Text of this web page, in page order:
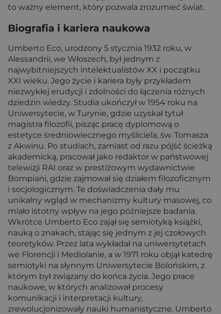
to ważny element, który pozwala zrozumieć świat.
Biografia i kariera naukowa
Umberto Eco, urodzony 5 stycznia 1932 roku, w
Alessandrii, we Włoszech, był jednym z
najwybitniejszych intelektualistów XX i początku
XXI wieku. Jego życie i kariera były przykładem
niezwykłej erudycji i zdolności do łączenia różnych
dziedzin wiedzy. Studia ukończył w 1954 roku na
Uniwersytecie, w Turynie, gdzie uzyskał tytuł
magistra filozofii, pisząc pracę dyplomową o
estetyce średniowiecznego myśliciela, św. Tomasza
z Akwinu. Po studiach, zamiast od razu pójść ścieżką
akademicką, pracował jako redaktor w państwowej
telewizji RAI oraz w prestiżowym wydawnictwie
Bompiani, gdzie zajmował się działem filozoficznym
i socjologicznym. Te doświadczenia dały mu
unikalny wgląd w mechanizmy kultury masowej, co
miało istotny wpływ na jego późniejsze badania.
Wkrótce Umberto Eco zajął się semiotyką książki,
nauką o znakach, stając się jednym z jej czołowych
teoretyków. Przez lata wykładał na uniwersytetach
we Florencji i Mediolanie, a w 1971 roku objął katedrę
semiotyki na słynnym Uniwersytecie Bolońskim, z
którym był związany do końca życia. Jego prace
naukowe, w których analizował procesy
komunikacji i interpretacji kultury,
zrewolucjonizowały nauki humanistyczne. Umberto